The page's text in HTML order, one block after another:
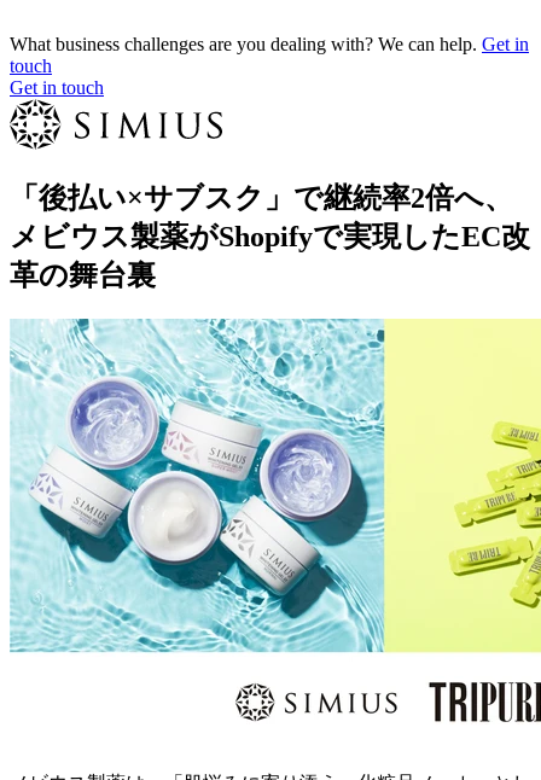
What business challenges are you dealing with? We can help. Get in
touch
Get in touch
「後払い×サブスク」で継続率2倍へ、
メビウス製薬がShopifyで実現したEC改
革の舞台裏